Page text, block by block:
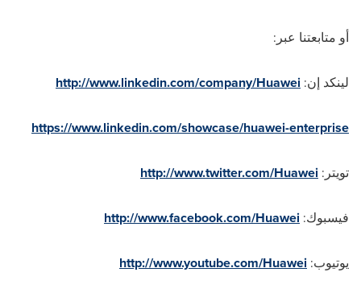
أو متابعتنا عبر:
لينكد إن: http://www.linkedin.com/company/Huawei
https://www.linkedin.com/showcase/huawei-enterprise
تويتر: http://www.twitter.com/Huawei
فيسبوك: http://www.facebook.com/Huawei
يوتيوب: http://www.youtube.com/Huawei